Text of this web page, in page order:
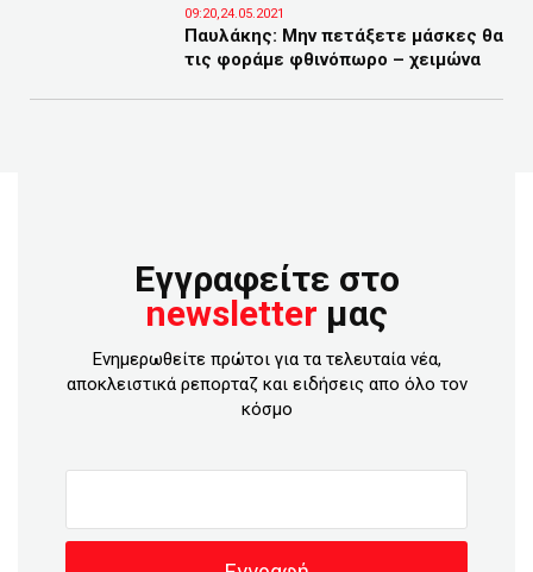
09:20,24.05.2021
Παυλάκης: Μην πετάξετε μάσκες θα
τις φοράμε φθινόπωρο – χειμώνα
Εγγραφείτε στο
newsletter μας
Ενημερωθείτε πρώτοι για τα τελευταία νέα,
αποκλειστικά ρεπορταζ και ειδήσεις απο όλο τον
κόσμο